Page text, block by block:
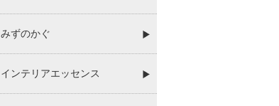
みずのかぐ
インテリアエッセンス